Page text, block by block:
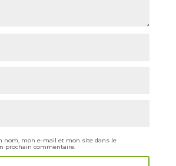
nom, mon e-mail et mon site dans le
prochain commentaire.